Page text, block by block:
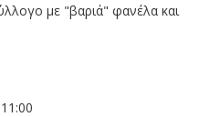
με "βαριά" φανέλα και